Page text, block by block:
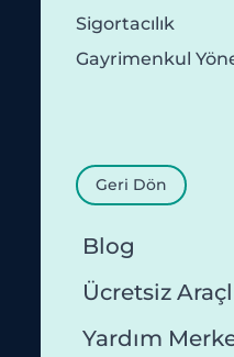
Sigortacılık
Gayrimenkul
Geri Dön
Blog
Ücretsiz
Yardım